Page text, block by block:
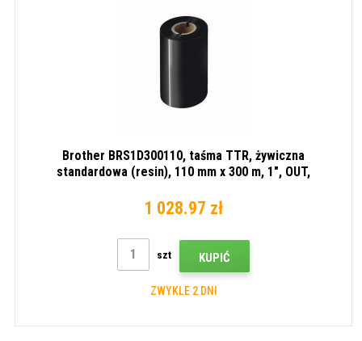
Brother BRS1D300110, taśma TTR, żywiczna
standardowa (resin), 110 mm x 300 m, 1", OUT,
1 028.97 zł
szt KUPIĆ
ZWYKLE 2 DNI